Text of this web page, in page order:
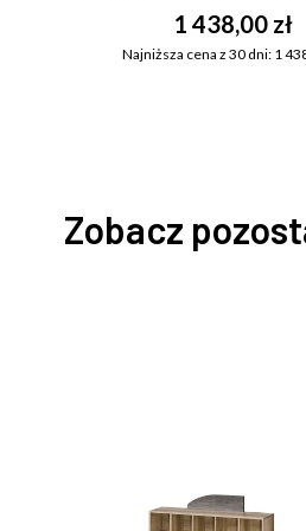
1 438,00 zł
Najniższa cena z 30 dni: 1
Zobacz